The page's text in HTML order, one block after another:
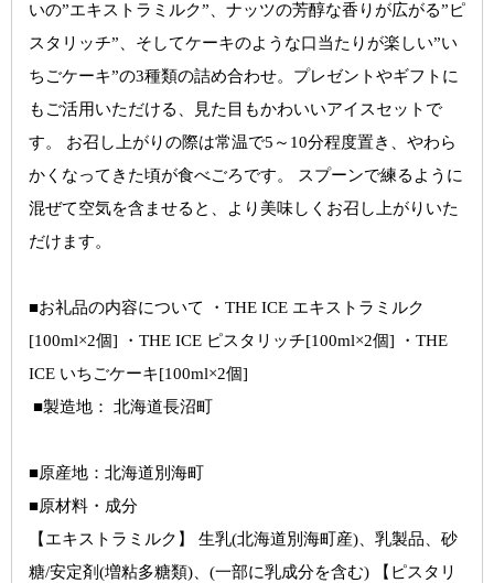
いの”エキストラミルク”、ナッツの芳醇な香りが広がる”ピ
スタリッチ”、そしてケーキのような口当たりが楽しい”い
ちごケーキ”の3種類の詰め合わせ。プレゼントやギフトに
もご活用いただける、見た目もかわいいアイスセットで
す。 お召し上がりの際は常温で5～10分程度置き、やわら
かくなってきた頃が食べごろです。 スプーンで練るように
混ぜて空気を含ませると、より美味しくお召し上がりいた
だけます。
■お礼品の内容について ・ THE ICE エキストラミルク
[100ml×2個] ・THE ICE ピスタリッチ[100ml×2個] ・THE
ICE いちごケーキ[100ml×2個]
■製造地： 北海道長沼町
■原産地： 北海道別海町
■原材料・成分
【エキストラミルク】 生乳(北海道別海町産)、乳製品、砂
糖/安定剤(増粘多糖類)、(一部に乳成分を含む) 【ピスタリ